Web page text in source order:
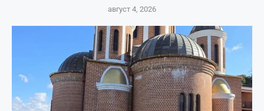
август 4, 2026